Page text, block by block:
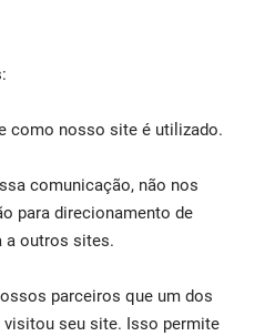
como nosso site é utilizado.
comunicação, não nos
para direcionamento de
a outros sites.
parceiros que um dos
seu site. Isso permite